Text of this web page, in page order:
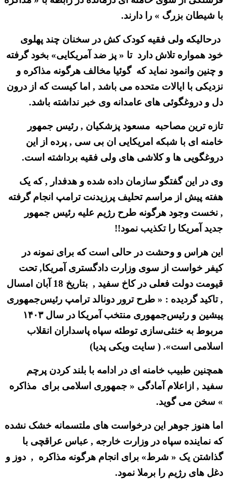
با شیطان بزرگ » را دارند.
درحالیکه ولی فقیه کودک کش در سخنان چند پهلوی
خود همواره تلاش دارد تا « پز ضد آمریکایی» بخود گرفته
و چنین وانمود نماید که گوئیا مخالف هرگونه مذاکره و
نزدیکی با ایالات متحده می باشد , اما کیست که از درون
دل و دروغگوئی های عامدانه وی خبر نداشته باشد.
تازه ترین مصاحبه مسعود پزشکیان , رئیس جمهور
خامنه ای با شبکه امریکایی ان بی سی , پرده از این
دروغگویی ها و کلاشی های ولی فقیه برداشته است.
وی در این گفتگو سازمان داده شده و هدفدار , که یک
هفته پیش از مراسم تحلیف پرزیدنت ترامپ انجام گرفته
, نخست وجود هرگونه طرح رژیم علیه رئیس جمهور
جدید آمریکا را تکذیب نمود!!
این هراس و وحشت در حالی است که برای نمونه در
کیفر خواست از سوی وزارت دادگستری آمریکا, تحت
قیومت دولت فعلی در کاخ سفید , بتاریخ 18 آبان امسال
, تاکید گردیده : « طرح ترور دونالد ترامپ رئیس‌جمهوری
پیشین و رئیس‌جمهوری منتخب آمریکا در سال ۱۴۰۳
مربوط به خنثی‌سازی توطئه سپاه پاسداران انقلاب
اسلامی است». ( سایت ویکی پدیا)
همچنین طبیب خامنه ای در ادامه با بلند کردن پرچم
سفید , ازاعلام آمادگی « جمهوری اسلامی برای مذاکره
» سخن می گوید.
اما هنوز جوهر این درخواست های ملتسمانه خشک نشده
که نماینده سپاه در وزارت خارجه , عباس عراقچی با
گذاشتن یک « شرط» برای انجام هرگونه مذاکره , دوز و
دغل های رژیم را برملا نمود.